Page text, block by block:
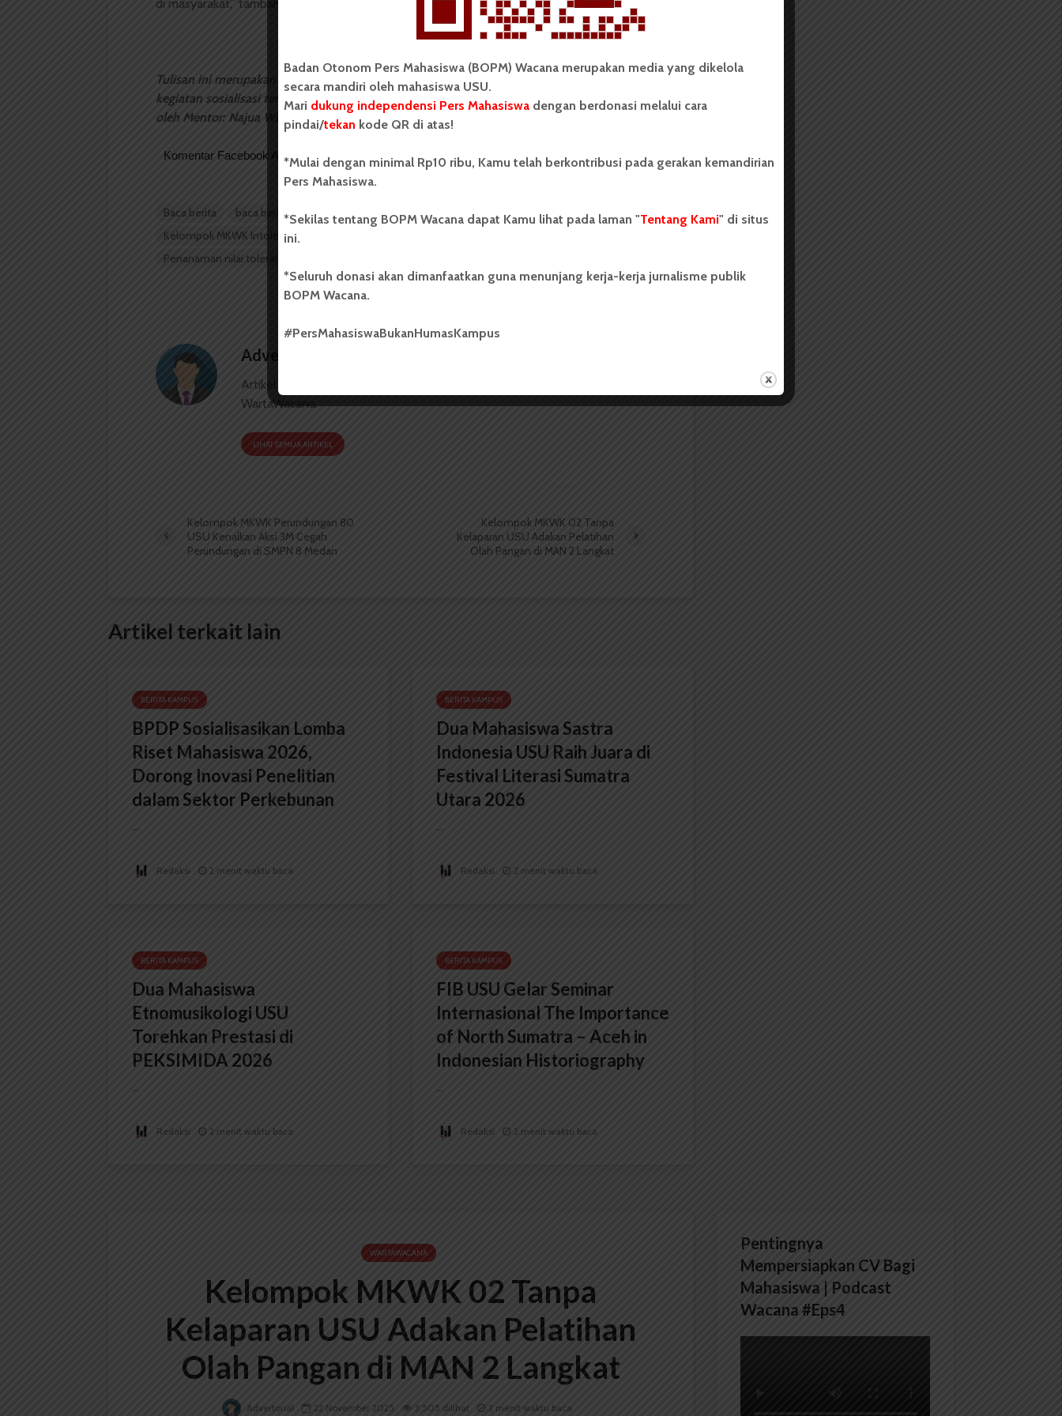
di masyarakat,” tambahnya.
Tulisan ini merupakan publikasi Kelompok Proyek MKWK Intoleransi 02 USU dalam
kegiatan sosialisasi tentang nilai toleransi di SMP Negeri 30 Medan, yang didampingi
oleh Mentor: Najua Winda Murti dan Dosen Fasilitator: Dr. Afnila, S.H., M.Hum.
Komentar Facebook Anda
Baca berita baca berita hari ini berita kampus Berita USU Hari Ini
Intoleransi
Kelompok MKWK Intoleransi 02
Penanaman nilai toleransi
Advertorial
Artikel ini merupakan produk iklan yang bekerja sama dengan Mitra
WartaWacana.
LIHAT SEMUA ARTIKEL
Kelompok MKWK Perundungan 80
USU Kenalkan Aksi 3M Cegah
Perundungan di SMPN 8 Medan
Kelompok MKWK 02 Tanpa
Kelaparan USU Adakan Pelatihan
Olah Pangan di MAN 2 Langkat
Artikel terkait lain
BERITA KAMPUS
BPDP Sosialisasikan Lomba
Riset Mahasiswa 2026,
Dorong Inovasi Penelitian
dalam Sektor Perkebunan
Redaksi 2 menit waktu baca
BERITA KAMPUS
Dua Mahasiswa Sastra
Indonesia USU Raih Juara di
Festival Literasi Sumatra
Utara 2026
Redaksi 2 menit waktu baca
BERITA KAMPUS
Dua Mahasiswa
Etnomusikologi USU
Torehkan Prestasi di
PEKSIMIDA 2026
Redaksi 2 menit waktu baca
BERITA KAMPUS
FIB USU Gelar Seminar
Internasional The Importance
of North Sumatra – Aceh in
Indonesian Historiography
Redaksi 2 menit waktu baca
WARTAWACANA
Kelompok MKWK 02 Tanpa
Kelaparan USU Adakan Pelatihan
Olah Pangan di MAN 2 Langkat
Advertorial 22 November 2025 3,505 dilihat 2 menit waktu baca
Pentingnya
Mempersiapkan CV Bagi
Mahasiswa | Podcast
Wacana #Eps4
Badan Otonom Pers Mahasiswa (BOPM) Wacana merupakan media yang dikelola
secara mandiri oleh mahasiswa USU.
Mari dukung independensi Pers Mahasiswa dengan berdonasi melalui cara
pindai/tekan kode QR di atas!
*Mulai dengan minimal Rp10 ribu, Kamu telah berkontribusi pada gerakan kemandirian
Pers Mahasiswa.
*Sekilas tentang BOPM Wacana dapat Kamu lihat pada laman "Tentang Kami" di situs
ini.
*Seluruh donasi akan dimanfaatkan guna menunjang kerja-kerja jurnalisme publik
BOPM Wacana.
#PersMahasiswaBukanHumasKampus